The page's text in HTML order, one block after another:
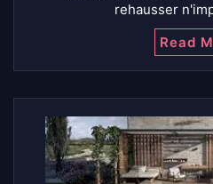
rehausser
Read